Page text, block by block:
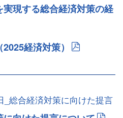
現する総合経済対策の経
経済対策）
_総合経済対策に向けた提言